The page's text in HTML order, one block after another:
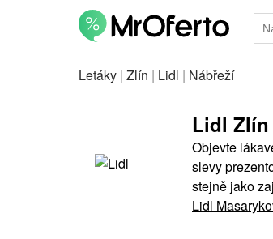
Letáky | Zlín | Lidl | Nábřeží
Lidl Zlín
Objevte
slevy
stejně jako
Lidl